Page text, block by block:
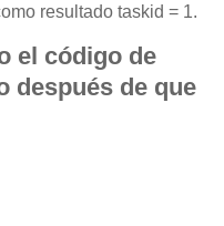
resultado taskid = 1.
el código de
después de que